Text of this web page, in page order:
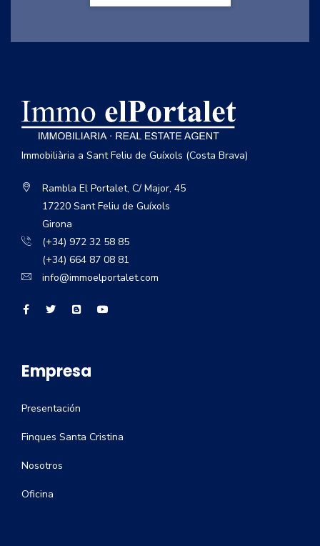
Immobiliària a Sant Feliu de Guíxols (Costa Brava)
Rambla El Portalet, C/ Major, 45
17220 Sant Feliu de Guíxols
Girona
(+34) 972 32 58 85
(+34) 664 87 08 81
info@immoelportalet.com
Empresa
Presentación
Finques Santa Cristina
Nosotros
Oficina